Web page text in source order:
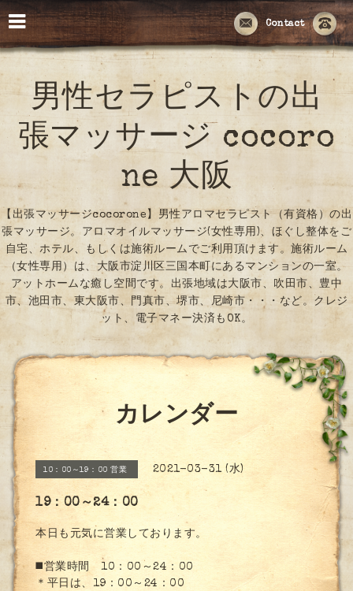
Contact
男性セラピストの出
張マッサージ cocoro
ne 大阪
【出張マッサージcocorone】男性アロマセラピスト（有資格）の出
張マッサージ。アロマオイルマッサージ(女性専用)、ほぐし整体をご
自宅、ホテル、もしくは施術ルームでご利用頂けます。施術ルーム
（女性専用）は、大阪市淀川区三国本町にあるマンションの一室。
アットホームな癒し空間です。出張地域は大阪市、吹田市、豊中
市、池田市、東大阪市、門真市、堺市、尼崎市・・・など。クレジ
ット、電子マネー決済もOK。
カレンダー
10：00～19：00 営業 2021-03-31 (水)
19：00～24：00
本日も元気に営業しております。
◼️営業時間 10：00～24：00
＊平日は、19：00～24：00